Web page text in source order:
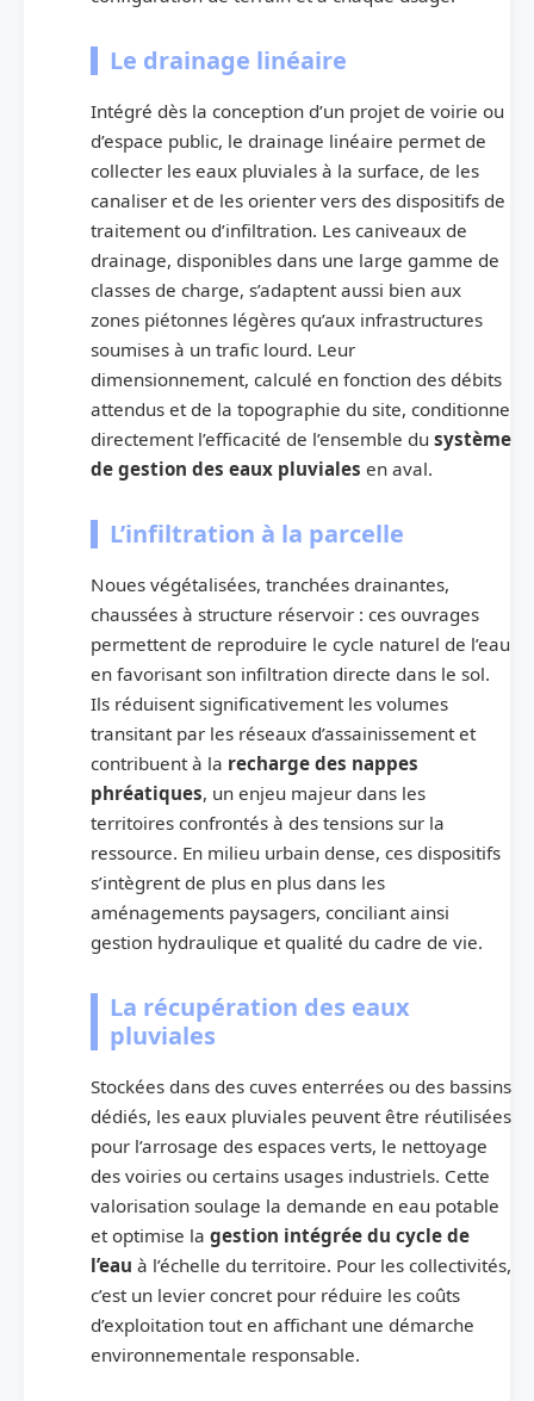
Le drainage linéaire
Intégré dès la conception d’un projet de voirie ou
d’espace public, le drainage linéaire permet de
collecter les eaux pluviales à la surface, de les
canaliser et de les orienter vers des dispositifs de
traitement ou d’infiltration. Les caniveaux de
drainage, disponibles dans une large gamme de
classes de charge, s’adaptent aussi bien aux
zones piétonnes légères qu’aux infrastructures
soumises à un trafic lourd. Leur
dimensionnement, calculé en fonction des débits
attendus et de la topographie du site, conditionne
directement l’efficacité de l’ensemble du système
de gestion des eaux pluviales en aval.
L’infiltration à la parcelle
Noues végétalisées, tranchées drainantes,
chaussées à structure réservoir : ces ouvrages
permettent de reproduire le cycle naturel de l’eau
en favorisant son infiltration directe dans le sol.
Ils réduisent significativement les volumes
transitant par les réseaux d’assainissement et
contribuent à la recharge des nappes
phréatiques, un enjeu majeur dans les
territoires confrontés à des tensions sur la
ressource. En milieu urbain dense, ces dispositifs
s’intègrent de plus en plus dans les
aménagements paysagers, conciliant ainsi
gestion hydraulique et qualité du cadre de vie.
La récupération des eaux
pluviales
Stockées dans des cuves enterrées ou des bassins
dédiés, les eaux pluviales peuvent être réutilisées
pour l’arrosage des espaces verts, le nettoyage
des voiries ou certains usages industriels. Cette
valorisation soulage la demande en eau potable
et optimise la gestion intégrée du cycle de
l’eau à l’échelle du territoire. Pour les collectivités,
c’est un levier concret pour réduire les coûts
d’exploitation tout en affichant une démarche
environnementale responsable.